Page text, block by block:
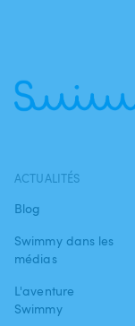
ACTUALITÉS
Blog
Swimmy dans les
médias
L'aventure
Swimmy